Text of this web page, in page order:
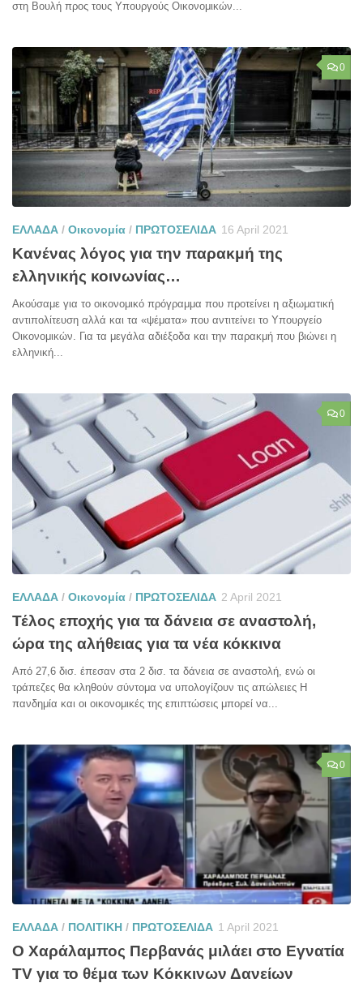
στη Βουλή προς τους Υπουργούς Οικονομικών...
0
ΕΛΛΑΔΑ / Οικονομία / ΠΡΩΤΟΣΕΛΙΔΑ 16 April 2021
Κανένας λόγος για την παρακμή της
ελληνικής κοινωνίας…
Ακούσαμε για το οικονομικό πρόγραμμα που προτείνει η αξιωματική
αντιπολίτευση αλλά και τα «ψέματα» που αντιτείνει το Υπουργείο
Οικονομικών. Για τα μεγάλα αδιέξοδα και την παρακμή που βιώνει η
ελληνική...
0
ΕΛΛΑΔΑ / Οικονομία / ΠΡΩΤΟΣΕΛΙΔΑ 2 April 2021
Τέλος εποχής για τα δάνεια σε αναστολή,
ώρα της αλήθειας για τα νέα κόκκινα
Από 27,6 δισ. έπεσαν στα 2 δισ. τα δάνεια σε αναστολή, ενώ οι
τράπεζες θα κληθούν σύντομα να υπολογίζουν τις απώλειες Η
πανδημία και οι οικονομικές της επιπτώσεις μπορεί να...
0
ΕΛΛΑΔΑ / ΠΟΛΙΤΙΚΗ / ΠΡΩΤΟΣΕΛΙΔΑ 1 April 2021
Ο Χαράλαμπος Περβανάς μιλάει στο Εγνατία
TV για το θέμα των Κόκκινων Δανείων